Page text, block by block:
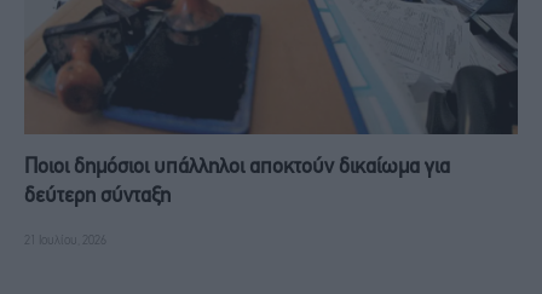
Ποιοι δημόσιοι υπάλληλοι αποκτούν δικαίωμα για
δεύτερη σύνταξη
21 Ιουλίου, 2026